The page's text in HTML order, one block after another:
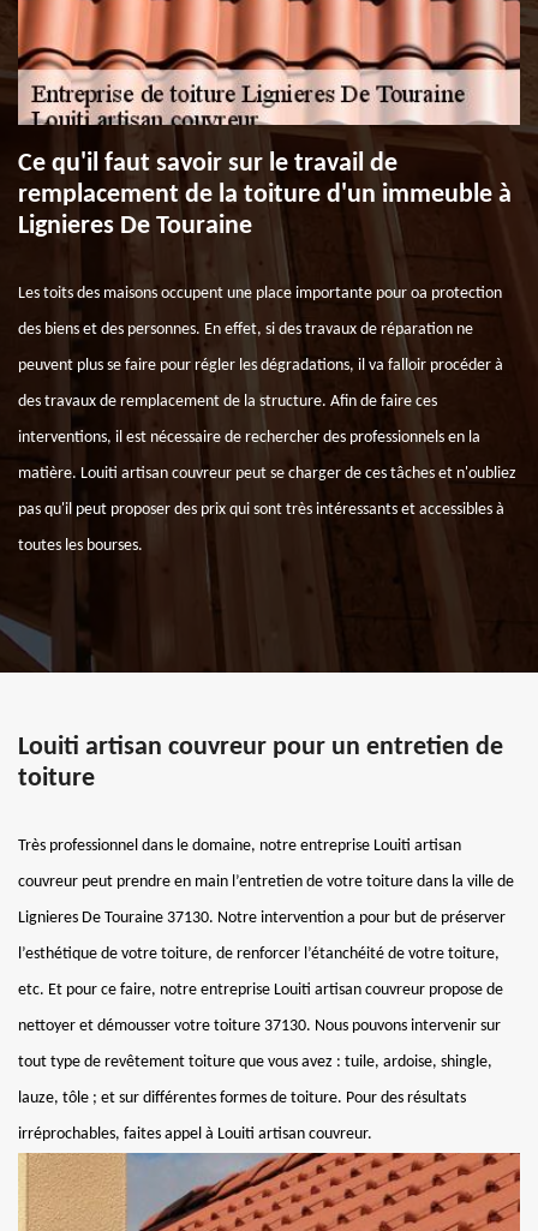
Ce qu'il faut savoir sur le travail de
remplacement de la toiture d'un immeuble à
Lignieres De Touraine
Les toits des maisons occupent une place importante pour oa protection
des biens et des personnes. En effet, si des travaux de réparation ne
peuvent plus se faire pour régler les dégradations, il va falloir procéder à
des travaux de remplacement de la structure. Afin de faire ces
interventions, il est nécessaire de rechercher des professionnels en la
matière. Louiti artisan couvreur peut se charger de ces tâches et n'oubliez
pas qu'il peut proposer des prix qui sont très intéressants et accessibles à
toutes les bourses.
Louiti artisan couvreur pour un entretien de
toiture
Très professionnel dans le domaine, notre entreprise Louiti artisan
couvreur peut prendre en main l’entretien de votre toiture dans la ville de
Lignieres De Touraine 37130. Notre intervention a pour but de préserver
l’esthétique de votre toiture, de renforcer l’étanchéité de votre toiture,
etc. Et pour ce faire, notre entreprise Louiti artisan couvreur propose de
nettoyer et démousser votre toiture 37130. Nous pouvons intervenir sur
tout type de revêtement toiture que vous avez : tuile, ardoise, shingle,
lauze, tôle ; et sur différentes formes de toiture. Pour des résultats
irréprochables, faites appel à Louiti artisan couvreur.